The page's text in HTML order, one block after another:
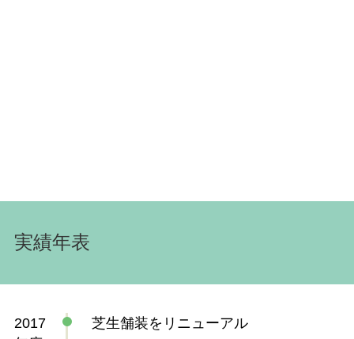
実績年表
2017
芝生舗装をリニューアル